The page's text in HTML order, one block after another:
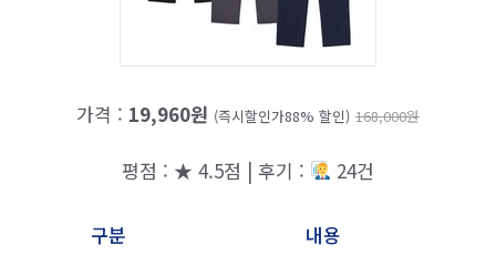
가격 : 19,960원 (즉시할인가88% 할인) 168,000원
평점 : ★ 4.5점 | 후기 : 24건
구분
내용